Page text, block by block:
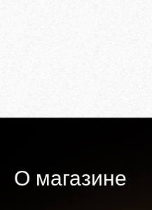
О магазине